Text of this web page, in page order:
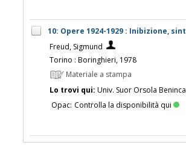
10: Opere 1924-1929 : Inibizione,
Freud, Sigmund
Torino : Boringhieri, 1978
Materiale a stampa
Lo trovi qui: Univ. Suor Orsola
Opac: Controlla la disponibilità qui